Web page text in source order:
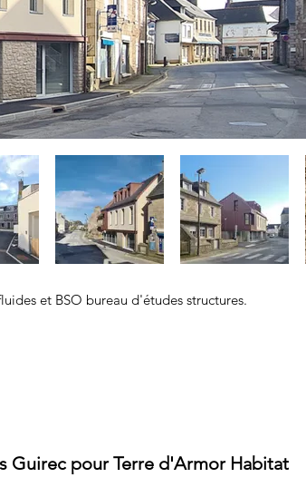
et BSO bureau d'études structures.
Guirec pour Terre d'Armor Habitat